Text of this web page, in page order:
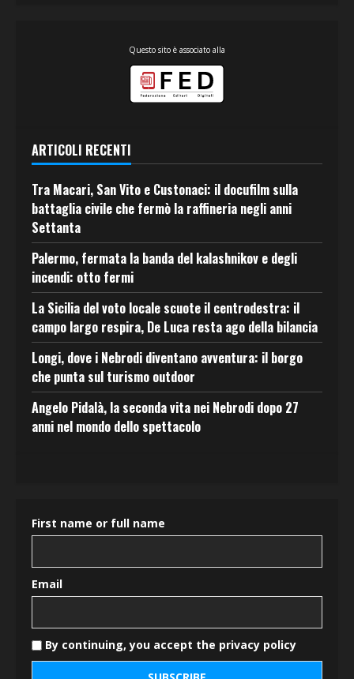
Questo sito è associato alla
ARTICOLI RECENTI
Tra Macari, San Vito e Custonaci: il docufilm sulla
battaglia civile che fermò la raffineria negli anni
Settanta
Palermo, fermata la banda del kalashnikov e degli
incendi: otto fermi
La Sicilia del voto locale scuote il centrodestra: il
campo largo respira, De Luca resta ago della bilancia
Longi, dove i Nebrodi diventano avventura: il borgo
che punta sul turismo outdoor
Angelo Pidalà, la seconda vita nei Nebrodi dopo 27
anni nel mondo dello spettacolo
First name or full name
Email
By continuing, you accept the privacy policy